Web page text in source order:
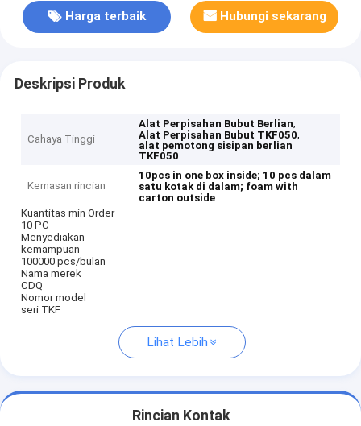
Harga terbaik Hubungi sekarang
Deskripsi Produk
Cahaya Tinggi
Alat Perpisahan Bubut Berlian,
Alat Perpisahan Bubut TKF050,
alat pemotong sisipan berlian
TKF050
Kemasan rincian
10pcs in one box inside; 10 pcs dalam
satu kotak di dalam; foam with
carton outside
Kuantitas min Order
10 PC
Menyediakan
kemampuan
100000 pcs/bulan
Nama merek
CDQ
Nomor model
seri TKF
Lihat Lebih
Rincian Kontak